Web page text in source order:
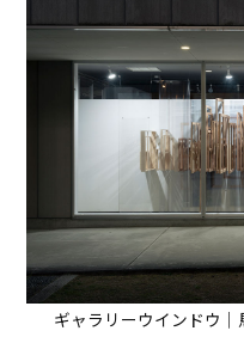
ギャラリーウインドウ